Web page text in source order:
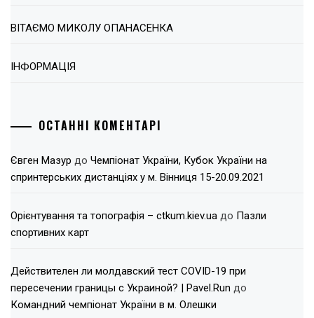
ВІТАЄМО МИКОЛУ ОПАНАСЕНКА
ІНФОРМАЦІЯ
ОСТАННІ КОМЕНТАРІ
Євген Мазур до Чемпіонат України, Кубок України на
спринтерських дистанціях у м. Вінниця 15-20.09.2021
Орієнтування та топографія – ctkum.kiev.ua до Пазли
спортивних карт
Действителен ли молдавский тест COVID-19 при
пересечении границы с Украиной? | Pavel.Run до
Командний чемпіонат України в м. Олешки